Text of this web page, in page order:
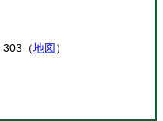
303（地図）